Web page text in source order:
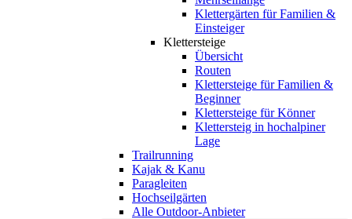
Klettergärten für Familien &
Einsteiger
Klettersteige
Übersicht
Routen
Klettersteige für Familien &
Beginner
Klettersteige für Könner
Klettersteig in hochalpiner
Lage
Trailrunning
Kajak & Kanu
Paragleiten
Hochseilgärten
Alle Outdoor-Anbieter